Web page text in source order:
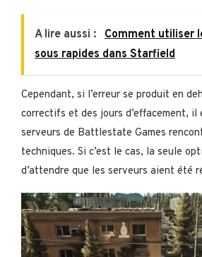
A lire aussi :
Comment utiliser
sous rapides dans Starfield
Cependant, si l’erreur se produit en
correctifs et des jours d’effacement, il
serveurs de Battlestate Games
techniques. Si c’est le cas, la seule
d’attendre que les serveurs aient été